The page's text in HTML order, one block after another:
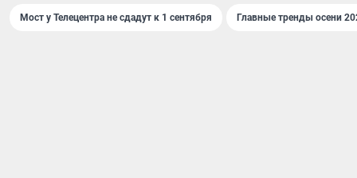
Мост у Телецентра не сдадут к 1 сентября Главные тренды осени